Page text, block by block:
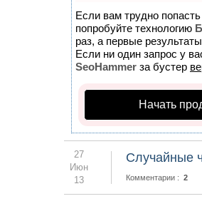
Если вам трудно
попробуйте технологию
раз, а первые
Если ни один запрос у
SeoHammer за бустер
Начать
27
Июн
13
Случайные
Комментарии : 2